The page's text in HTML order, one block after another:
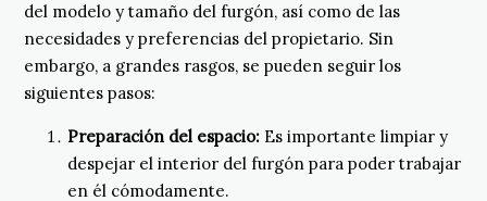
del modelo y tamaño del furgón, así como de las
necesidades y preferencias del propietario. Sin
embargo, a grandes rasgos, se pueden seguir los
siguientes pasos:
Preparación del espacio: Es importante limpiar y
despejar el interior del furgón para poder trabajar
en él cómodamente.